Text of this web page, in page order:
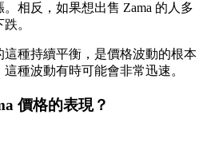
相反，如果想出售 Zama 的人多
。
種持續平衡，是價格波動的根本
種波動有時可能會非常迅速。
價格的表現？